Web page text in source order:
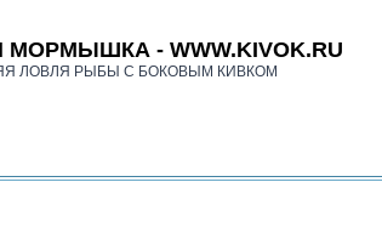
- WWW.KIVOK.RU
ЛОВЛЯ РЫБЫ С БОКОВЫМ КИВКОМ